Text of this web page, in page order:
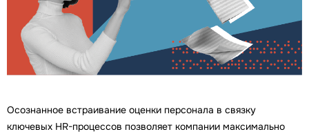
Осознанное встраивание оценки персонала в связку
ключевых HR-процессов позволяет компании максимально